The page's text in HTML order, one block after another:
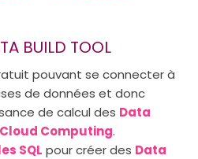
BUILD TOOL
pouvant se connecter à
de données et donc
de calcul des Data
Cloud Computing.
SQL pour créer des Data